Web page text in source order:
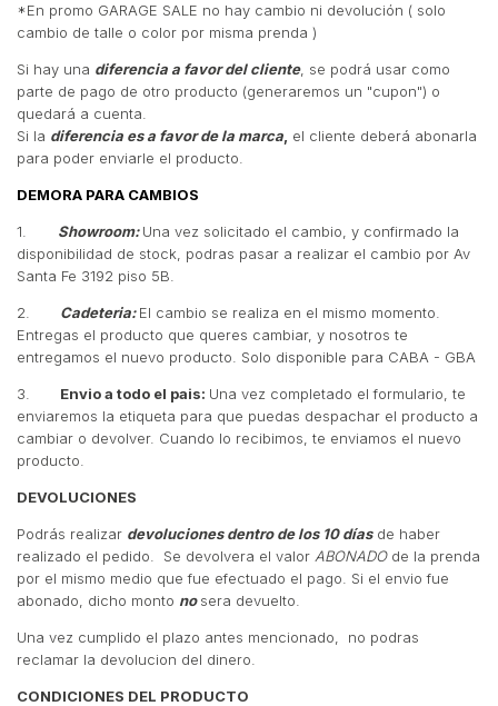
*En promo GARAGE SALE no hay cambio ni devolución ( solo
cambio de talle o color por misma prenda )
Si hay una diferencia a favor del cliente, se podrá usar como
parte de pago de otro producto (generaremos un "cupon") o
quedará a cuenta.
Si la diferencia es a favor de la marca el cliente deberá abonarla
para poder enviarle el producto.
DEMORA PARA CAMBIOS
1. Showroom:Una vez solicitado el cambio, y confirmado la
disponibilidad de stock, podras pasar a realizar el cambio por Av
Santa Fe 3192 piso 5B.
2. Cadeteria:El cambio se realiza en el mismo momento.
Entregas el producto que queres cambiar, y nosotros te
entregamos el nuevo producto. Solo disponible para CABA - GBA
3. Envio a todo el pais: Una vez completado el formulario, te
enviaremos la etiqueta para que puedas despachar el producto a
cambiar o devolver. Cuando lo recibimos, te enviamos el nuevo
producto.
DEVOLUCIONES
Podrás realizar devoluciones dentro de los 10 díasde haber
realizado el pedido. Se devolvera el valor ABONADO de la prenda
por el mismo medio que fue efectuado el pago. Si el envio fue
abonado, dicho monto nosera devuelto.
Una vez cumplido el plazo antes mencionado, no podras
reclamar la devolucion del dinero.
CONDICIONES DEL PRODUCTO